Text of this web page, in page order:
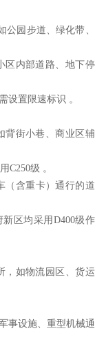
公园步道、绿化带、
区内部道路、地下停
设置限速标识 。
背街小巷、商业区辅
C250级 。
（含重卡）通行的道
区均采用D400级作
，如物流园区、货运
事设施、重型机械通